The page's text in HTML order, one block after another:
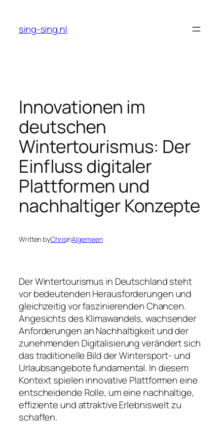
content
sing-sing.nl
Innovationen im
deutschen
Wintertourismus: Der
Einfluss digitaler
Plattformen und
nachhaltiger Konzepte
Written byChrisinAlgemeen
Der Wintertourismus in Deutschland steht
vor bedeutenden Herausforderungen und
gleichzeitig vor faszinierenden Chancen.
Angesichts des Klimawandels, wachsender
Anforderungen an Nachhaltigkeit und der
zunehmenden Digitalisierung verändert sich
das traditionelle Bild der Wintersport- und
Urlaubsangebote fundamental. In diesem
Kontext spielen innovative Plattformen eine
entscheidende Rolle, um eine nachhaltige,
effiziente und attraktive Erlebniswelt zu
schaffen.